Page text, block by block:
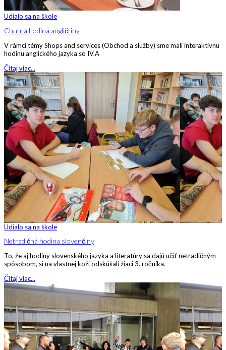
Udialo sa na škole
Chutná hodina angličtiny
V rámci témy Shops and services (Obchod a služby) sme mali interaktívnu
hodinu anglického jazyka so IV.A
Čítaj viac...
Udialo sa na škole
Netradičná hodina slovenčiny
To, že aj hodiny slovenského jazyka a literatúry sa dajú učiť netradičným
spôsobom, si na vlastnej koži odskúšali žiaci 3. ročníka.
Čítaj viac...